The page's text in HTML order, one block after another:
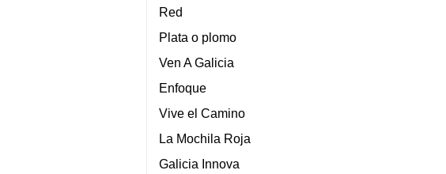
Red
Plata o plomo
Ven A Galicia
Enfoque
Vive el Camino
La Mochila Roja
Galicia Innova